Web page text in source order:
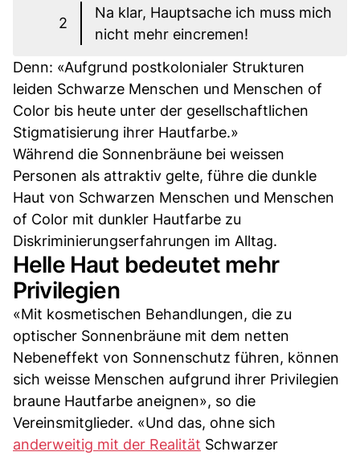
2
Na klar, Hauptsache ich muss mich
nicht mehr eincremen!
Denn: «Aufgrund postkolonialer Strukturen
leiden Schwarze Menschen und Menschen of
Color bis heute unter der gesellschaftlichen
Stigmatisierung ihrer Hautfarbe.»
Während die Sonnenbräune bei weissen
Personen als attraktiv gelte, führe die dunkle
Haut von Schwarzen Menschen und Menschen
of Color mit dunkler Hautfarbe zu
Diskriminierungserfahrungen im Alltag.
Helle Haut bedeutet mehr
Privilegien
«Mit kosmetischen Behandlungen, die zu
optischer Sonnenbräune mit dem netten
Nebeneffekt von Sonnenschutz führen, können
sich weisse Menschen aufgrund ihrer Privilegien
braune Hautfarbe aneignen», so die
Vereinsmitglieder. «Und das, ohne sich
anderweitig mit der Realität Schwarzer